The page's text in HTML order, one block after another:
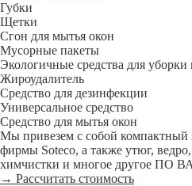
Губки
Щетки
Сгон для мытья окон
Мусорные пакеты
Экологичные средства для
Жироудалитель
Средство для дезинфекции
Универсальное средство
Средство для мытья окон
Мы привезем с собой компактный
фирмы Soteco, а также утюг,
химчистки и многое другое
→ Рассчитать стоимость